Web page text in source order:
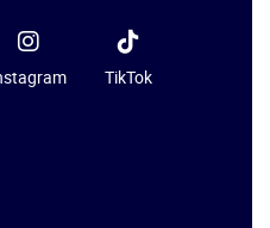
TikTok